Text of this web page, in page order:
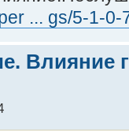
... gs/5-1-0-
Влияние